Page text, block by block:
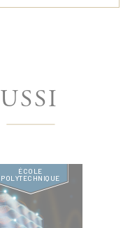
ÉCOLE
POLYTECHNIQUE